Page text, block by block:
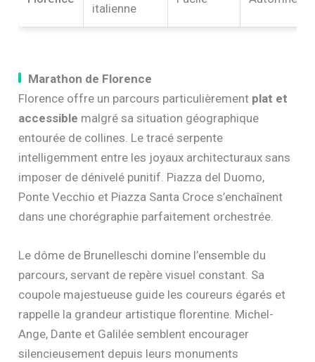
italienne
Marathon de Florence
Florence offre un parcours particulièrement plat et
accessible malgré sa situation géographique
entourée de collines. Le tracé serpente
intelligemment entre les joyaux architecturaux sans
imposer de dénivelé punitif. Piazza del Duomo,
Ponte Vecchio et Piazza Santa Croce s’enchaînent
dans une chorégraphie parfaitement orchestrée.
Le dôme de Brunelleschi domine l’ensemble du
parcours, servant de repère visuel constant. Sa
coupole majestueuse guide les coureurs égarés et
rappelle la grandeur artistique florentine. Michel-
Ange, Dante et Galilée semblent encourager
silencieusement depuis leurs monuments